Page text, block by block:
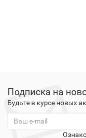
Подписка на
Будьте в курсе новых